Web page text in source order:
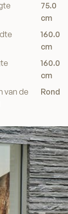
75.0
cm
160.0
cm
160.0
cm
van de
Rond